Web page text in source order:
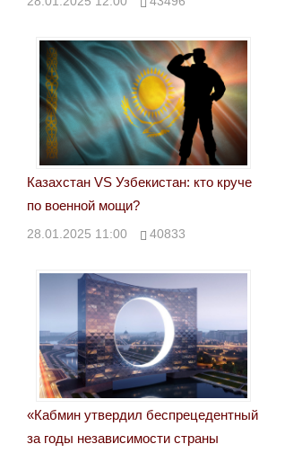
Казахстан VS Узбекистан: кто круче
по военной мощи?
28.01.2025 11:00 40833
«Кабмин утвердил беспрецедентный
за годы независимости страны